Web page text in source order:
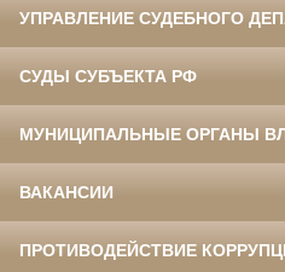
УПРАВЛЕНИЕ СУДЕБНОГО
СУДЫ СУБЪЕКТА РФ
МУНИЦИПАЛЬНЫЕ ОРГАНЫ
ВАКАНСИИ
ПРОТИВОДЕЙСТВИЕ